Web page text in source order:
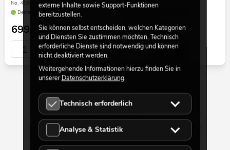
No. 41606260
Bestand reicht ca. 12 Wo.
699,00€
No. 41700150
249,00€
30 von 812
Mehr anzeigen
externe Inhalte sowie Support-Funktionen
bereitzustellen.
Sie können selbst entscheiden, welchen Kategorien
und Diensten Sie zustimmen möchten. Technisch
erforderliche Dienste sind notwendig und können
nicht deaktiviert werden.
Weitergehende Informationen hierzu finden Sie in
unsererDatenschutzerklärung.
Technisch erforderlich
Analyse & Statistik